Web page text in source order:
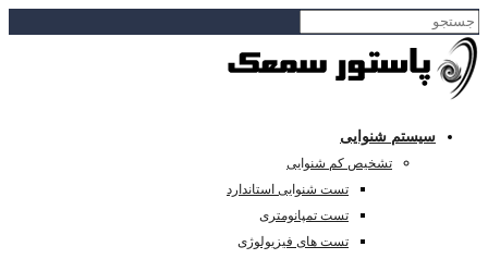
سیستم شنوایی
تشخیص کم شنوایی
تست شنوایی استاندارد
تست تمپانومتری
تست های فیزیولوژی